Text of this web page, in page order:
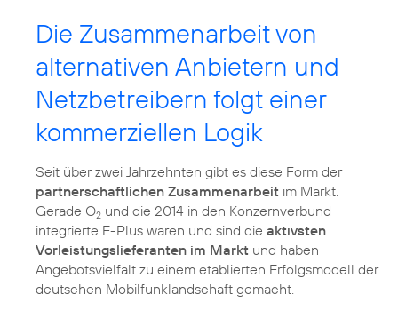
Die Zusammenarbeit von
alternativen Anbietern und
Netzbetreibern folgt einer
kommerziellen Logik
Seit über zwei Jahrzehnten gibt es diese Form der
partnerschaftlichen Zusammenarbeit im Markt.
Gerade O2 und die 2014 in den Konzernverbund
integrierte E-Plus waren und sind die aktivsten
Vorleistungslieferanten im Markt und haben
Angebotsvielfalt zu einem etablierten Erfolgsmodell der
deutschen Mobilfunklandschaft gemacht.